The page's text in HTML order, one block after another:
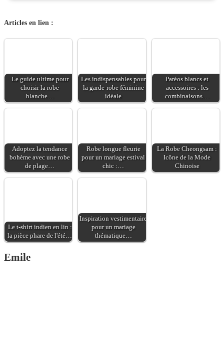
: Lavage à 30°
Articles en lien :
Le guide ultime pour
choisir la robe
blanche…
Les indispensables pour
la garde-robe féminine
idéale
Paréos blancs et
accessoires : les
combinaisons…
Adoptez la tendance
bohème avec une robe
de plage…
Robe longue fleurie
pour un mariage estival
chic :…
La Robe Cheongsam :
Icône de la Mode
Chinoise
Le t-shirt indien en lin :
la pièce phare de l'été…
Inspiration vestimentaire
pour un mariage
thématique…
Emile